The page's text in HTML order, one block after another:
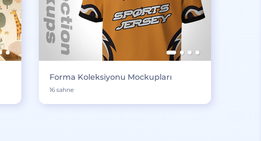
Forma Koleksiyonu Mockupları
16 sahne